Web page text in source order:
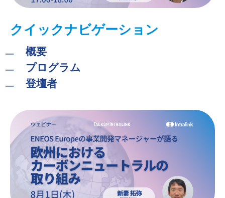
クイックナビゲーション
概要
プログラム
登壇者